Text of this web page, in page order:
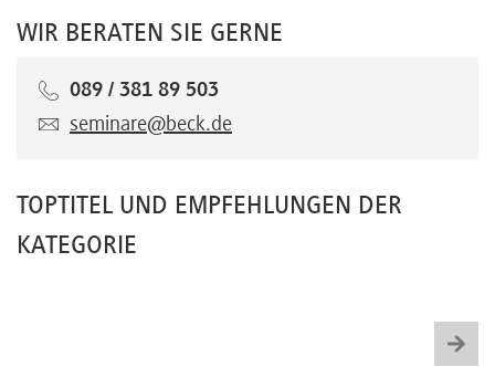
WIR BERATEN SIE GERNE
089 / 381 89 503
seminare@beck.de
TOPTITEL UND EMPFEHLUNGEN DER
KATEGORIE